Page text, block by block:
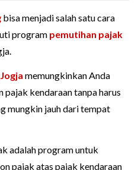
bisa menjadi salah satu cara
program pemutihan pajak
memungkinkan Anda
kendaraan tanpa harus
mungkin jauh dari tempat
adalah program untuk
pajak atas pajak kendaraan